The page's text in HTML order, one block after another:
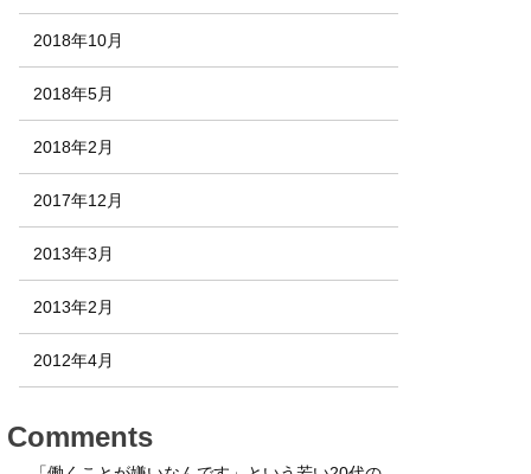
2018年10月
2018年5月
2018年2月
2017年12月
2013年3月
2013年2月
2012年4月
Comments